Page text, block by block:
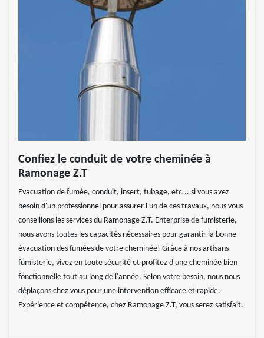
Confiez le conduit de votre cheminée à
Ramonage Z.T
Evacuation de fumée, conduit, insert, tubage, etc... si vous avez
besoin d'un professionnel pour assurer l'un de ces travaux, nous vous
conseillons les services du Ramonage Z.T. Enterprise de fumisterie,
nous avons toutes les capacités nécessaires pour garantir la bonne
évacuation des fumées de votre cheminée! Grâce à nos artisans
fumisterie, vivez en toute sécurité et profitez d'une cheminée bien
fonctionnelle tout au long de l'année. Selon votre besoin, nous nous
déplaçons chez vous pour une intervention efficace et rapide.
Expérience et compétence, chez Ramonage Z.T, vous serez satisfait.